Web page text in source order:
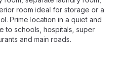
room ideal for storage or a
Prime location in a quiet and
to schools, hospitals, super
and main roads.